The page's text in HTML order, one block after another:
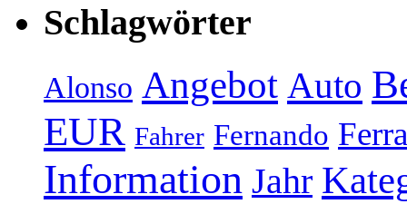
Schlagwörter
Alonso Angebot Auto
EUR Fahrer Fernando
Information Jahr